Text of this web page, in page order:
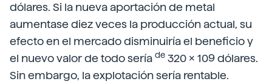
dólares. Si la nueva aportación de metal
aumentase diez veces la producción actual, su
efecto en el mercado disminuiría el beneficio y
el nuevo valor de todo sería de 320 x 109 dólares.
Sin embargo, la explotación sería rentable.